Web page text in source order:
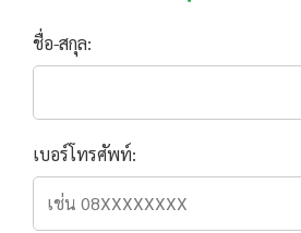
ชื่อ-สกุล:
เบอร์โทรศัพท์: